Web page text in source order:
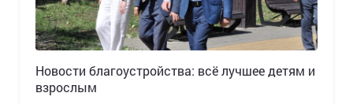
Новости благоустройства: всё лучшее детям и
взрослым